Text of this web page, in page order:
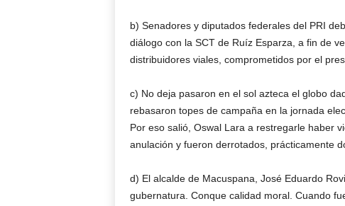
b) Senadores y diputados federales del PRI
diálogo con la SCT de Ruíz Esparza, a fin de
distribuidores viales, comprometidos por el
c) No deja pasaron en el sol azteca el globo
rebasaron topes de campaña en la jornada
Por eso salió, Oswal Lara a restregarle haber
anulación y fueron derrotados, prácticamente
d) El alcalde de Macuspana, José Eduardo
gubernatura. Conque calidad moral. Cuando